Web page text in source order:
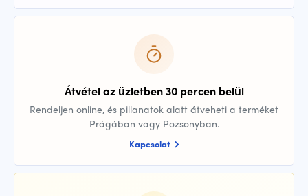
Átvétel az üzletben 30 percen belül
Rendeljen online, és pillanatok alatt átveheti a terméket
Prágában vagy Pozsonyban.
Kapcsolat